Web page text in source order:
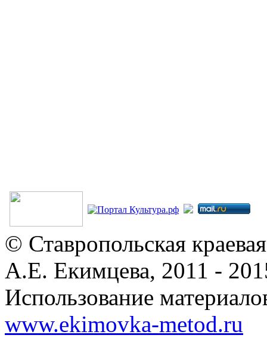
© Ставропольская
А.Е. Екимцева, 2011 -
Использование
www.ekimovka-metod.ru